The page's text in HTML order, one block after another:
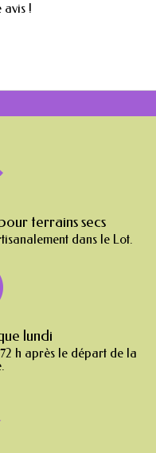
avis !
terrains secs
dans le Lot.
lundi
h après le départ de la